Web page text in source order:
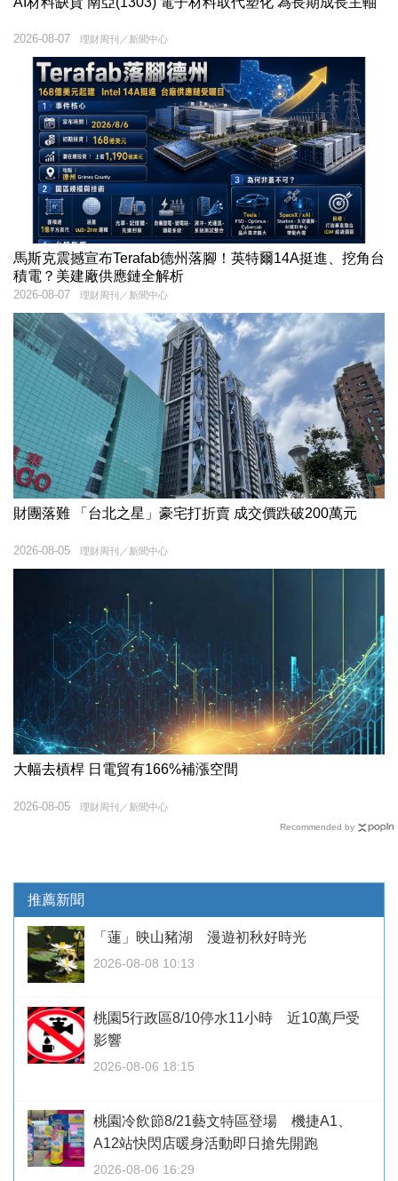
理財周刊／新聞中心
2026-08-07
馬斯克震撼宣布Terafab德州落腳！英特爾14A挺進、挖角台
積電？美建廠供應鏈全解析
理財周刊／新聞中心
2026-08-07
財團落難 「台北之星」豪宅打折賣 成交價跌破200萬元
理財周刊／新聞中心
2026-08-05
大幅去槓桿 日電貿有166%補漲空間
理財周刊／新聞中心
2026-08-05
Recommended by
推薦新聞
「蓮」映山豬湖 漫遊初秋好時光
2026-08-08 10:13
桃園5行政區8/10停水11小時 近10萬戶受
影響
2026-08-06 18:15
桃園冷飲節8/21藝文特區登場 機捷A1、
A12站快閃店暖身活動即日搶先開跑
2026-08-06 16:29